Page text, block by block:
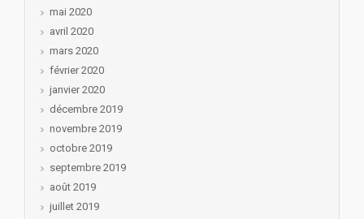
mai 2020
avril 2020
mars 2020
février 2020
janvier 2020
décembre 2019
novembre 2019
octobre 2019
septembre 2019
août 2019
juillet 2019